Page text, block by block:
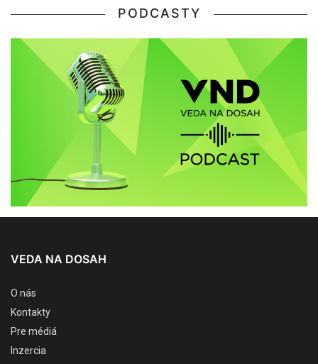
PODCASTY
VEDA NA DOSAH
O nás
Kontakty
Pre médiá
Inzercia